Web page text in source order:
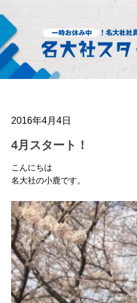
2016年4月4日
4月スタート！
こんにちは
名大社の小鹿です。